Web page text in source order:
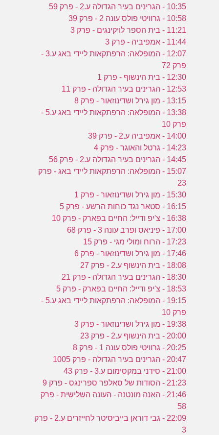
10:35 - הגרינים בעיר הגדולה ע.2 - פרק 59
10:58 - גרוויטי פולס עונה 2 - פרק 39
11:21 - בית הספר לויקינגים - פרק 3
11:44 - אמפיביה - פרק 3
12:07 - המופלאה: הרפתקאות ליידי באג ע.3 -
פרק 72
12:30 - בית הינשוף - פרק 1
12:53 - הגרינים בעיר הגדולה - פרק 11
13:15 - מון גירל ושדינוזאור - פרק 8
13:38 - המופלאה: הרפתקאות ליידי באג ע.5 -
פרק 10
14:00 - אמפיביה ע.2 - פרק 39
14:23 - גרטל והאוגר - פרק 4
14:45 - הגרינים בעיר הגדולה ע.2 - פרק 56
15:07 - המופלאה: הרפתקאות ליידי באג - פרק
23
15:30 - מון גירל ושדינוזאור - פרק 1
16:15 - סטאר נגד כוחות הרשע - פרק 5
16:38 - צ'יפ ודייל: החיים בפארק - פרק 10
17:00 - פיניאס ופרב עונה 3 - פרק 68
17:23 - הרוח ומולי מגי - פרק 15
17:46 - מון גירל ושדינוזאור - פרק 6
18:08 - בית הינשוף ע.2 - פרק 27
18:30 - הגרינים בעיר הגדולה - פרק 21
18:53 - צ'יפ ודייל: החיים בפארק - פרק 5
19:15 - המופלאה: הרפתקאות ליידי באג ע.5 -
פרק 10
19:38 - מון גירל ושדינוזאור - פרק 3
20:00 - בית הינשוף ע.2 - פרק 23
20:25 - גרוויטי פולס עונה 1 - פרק 8
20:47 - הגרינים בעיר הגדולה - פרק 1005
21:00 - סידני במקסימום ע.3 - פרק 43
21:23 - הסודות של סאלפר ספרינגס - פרק 9
21:46 - האנה מונטנה - העונה השלישית - פרק
58
22:09 - גבי דוראן בייביסיטר לחייזרים ע.2 - פרק
3